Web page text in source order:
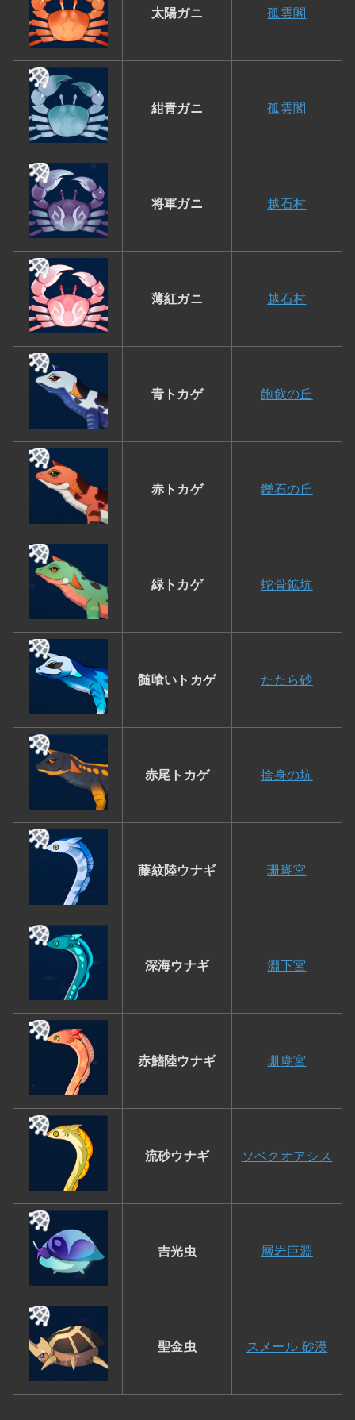
太陽ガニ 孤雲閣
紺青ガニ 孤雲閣
将軍ガニ 越石村
薄紅ガニ 越石村
青トカゲ 飽飲の丘
赤トカゲ 鑠石の丘
緑トカゲ 蛇骨鉱坑
髄喰いトカゲ たたら砂
赤尾トカゲ 捨身の坑
藤紋陸ウナギ 珊瑚宮
深海ウナギ 淵下宮
赤鰭陸ウナギ 珊瑚宮
流砂ウナギ ソベクオアシス
吉光虫 層岩巨淵
聖金虫 スメール 砂漠